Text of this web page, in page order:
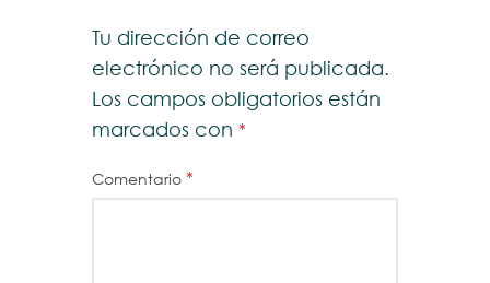
Tu dirección de correo
electrónico no será publicada.
Los campos obligatorios están
marcados con *
Comentario *